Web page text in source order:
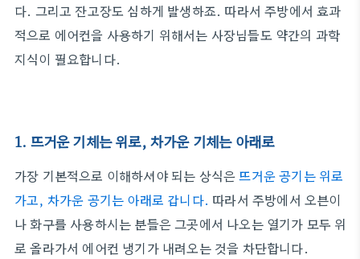
다. 그리고 잔고장도 심하게 발생하죠. 따라서 주방에서 효과
적으로 에어컨을 사용하기 위해서는 사장님들도 약간의 과학
지식이 필요합니다.
1. 뜨거운 기체는 위로, 차가운 기체는 아래로
가장 기본적으로 이해하셔야 되는 상식은뜨거운 공기는 위로
가고, 차가운 공기는 아래로 갑니다. 따라서 주방에서 오븐이
나 화구를 사용하시는 분들은 그곳에서 나오는 열기가 모두 위
로 올라가서 에어컨 냉기가 내려오는 것을 차단합니다.